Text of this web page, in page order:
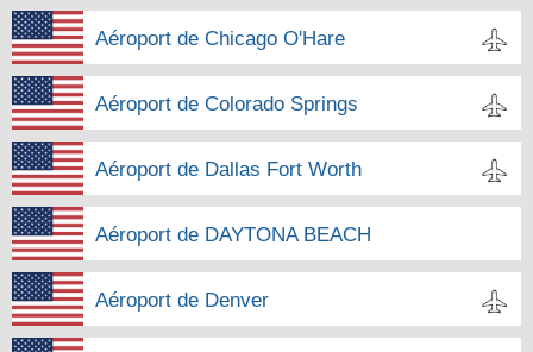
Aéroport de Chicago O'Hare
Aéroport de Colorado Springs
Aéroport de Dallas Fort Worth
Aéroport de DAYTONA BEACH
Aéroport de Denver